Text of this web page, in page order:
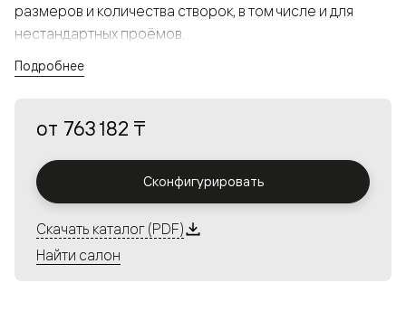
размеров и количества створок, в том числе и для
нестандартных проёмов.
а большой выбор вставок из стекла с различными
решения в интерьере и варьировать освещённость.
Алюминиевые перегородки имеют единый профиль
с алюминиевыми дверьми и легко сочетаются в одном
Подробнее
от 763 182 ₸
Сконфигурировать
Скачать каталог (PDF)
Найти салон